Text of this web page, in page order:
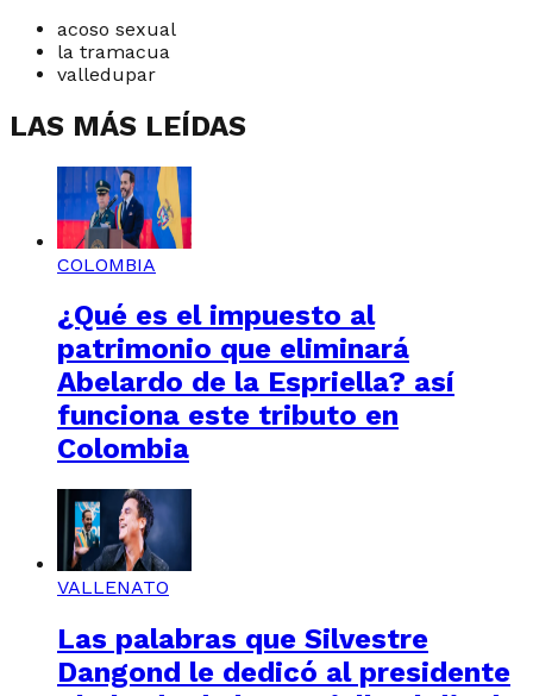
acoso sexual
la tramacua
valledupar
LAS MÁS LEÍDAS
COLOMBIA
¿Qué es el impuesto al
patrimonio que eliminará
Abelardo de la Espriella? así
funciona este tributo en
Colombia
VALLENATO
Las palabras que Silvestre
Dangond le dedicó al presidente